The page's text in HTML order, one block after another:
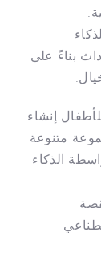
بناءً على
إنشاء
متنوعة
الذكاء